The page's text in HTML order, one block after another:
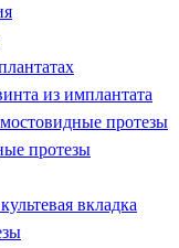
из имплантата
протезы
протезы
вкладка